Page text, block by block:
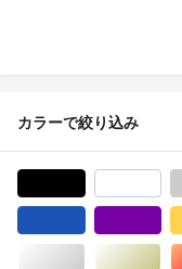
カラーで絞り込み
シルバー/銀色